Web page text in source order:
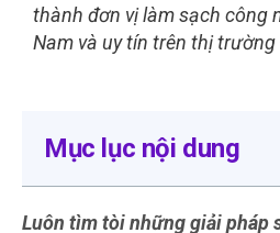
thành đơn vị làm sạch công
Nam và uy tín trên thị
Mục lục nội dung
Luôn tìm tòi những giải pháp